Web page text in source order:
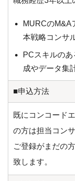
MURCのM&A
本戦略コンサ
PCスキルの
成やデータ集
■申込方法
既にコンコード
の方は担当コン
ご登録がまだの
致します。